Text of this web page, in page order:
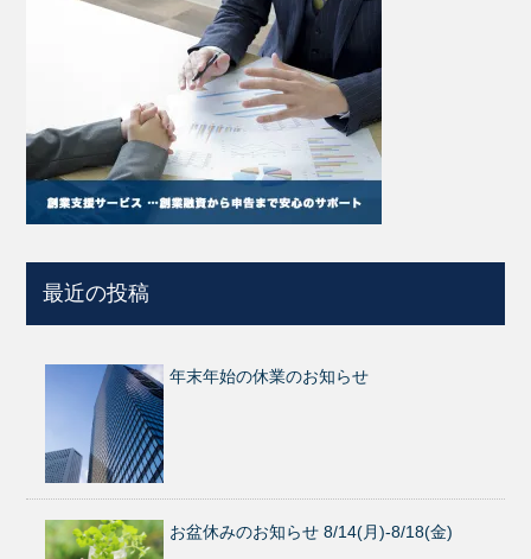
最近の投稿
年末年始の休業のお知らせ
お盆休みのお知らせ 8/14(月)-8/18(金)